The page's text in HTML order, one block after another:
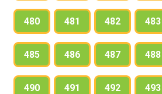
480 481 482 483
485 486 487 488
490 491 492 493